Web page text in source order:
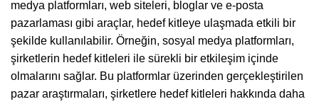
medya platformları, web siteleri, bloglar ve e-posta
pazarlaması gibi araçlar, hedef kitleye ulaşmada etkili bir
şekilde kullanılabilir. Örneğin, sosyal medya platformları,
şirketlerin hedef kitleleri ile sürekli bir etkileşim içinde
olmalarını sağlar. Bu platformlar üzerinden gerçekleştirilen
pazar araştırmaları, şirketlere hedef kitleleri hakkında daha